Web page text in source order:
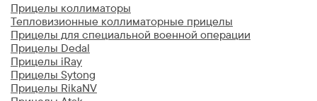
Прицелы коллиматоры
Тепловизионные коллиматорные прицелы
Прицелы для специальной военной операции
Прицелы Dedal
Прицелы iRay
Прицелы Sytong
Прицелы RikaNV